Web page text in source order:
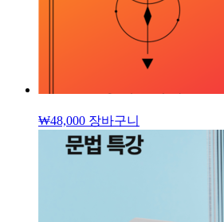
₩48,000 장바구니